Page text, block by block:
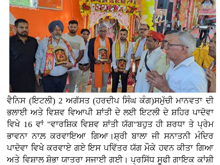
ਵੈਨਿਸ (ਇਟਲੀ) 2 ਅਗੱਸਤ (ਹਰਦੀਪ ਸਿੰਘ ਕੰਗ)ਸਮੁੱਚੀ ਮਾਨਵਤਾ ਦੀ
ਭਲਾਈ ਅਤੇ ਵਿਸ਼ਵ ਵਿਆਪੀ ਸ਼ਾਂਤੀ ਦੇ ਲਈ ਇਟਲੀ ਦੇ ਸ਼ਹਿਰ ਪਾਦੋਵਾ
ਵਿਖੇ 16 ਵਾਂ "ਵਾਰਸ਼ਿਕ ਵਿਸ਼ਵ ਸ਼ਾਂਤੀ ਯੱਗ"ਬਹੁਤ ਹੀ ਸ਼ਰਧਾ ਤੇ ਪ੍ਰੇਮ
ਭਾਵਨਾ ਨਾਲ਼ ਕਰਵਾਇਆ ਗਿਆ।ਸ਼੍ਰੀ ਬਾਲਾ ਜੀ ਸਨਾਤਨੀ ਮੰਦਿਰ
ਪਾਦੋਵਾ ਵਿਖੇ ਕਰਵਾਏ ਗਏ ਇਸ ਪਵਿੱਤਰ ਯੱਗ ਮੌਕੇ ਹਵਨ ਕੀਤਾ ਗਿਆ
ਅਤੇ ਵਿਸ਼ਾਲ ਸ਼ੋਭਾ ਯਾਤਰਾ ਸਜਾਈ ਗਈ। ਪ੍ਰਸਿੱਧ ਸੂਫੀ ਗਾਇਕ ਕਾਂਸ਼ੀ